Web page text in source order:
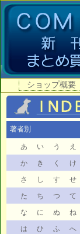
ショップ概要
著者別
あ い う え
か
き く け
さ
し す せ
た
ち つ て
な
に ぬ ね
は
ひ ふ へ